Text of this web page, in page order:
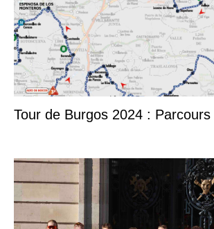
Tour de Burgos 2024 : Parcours